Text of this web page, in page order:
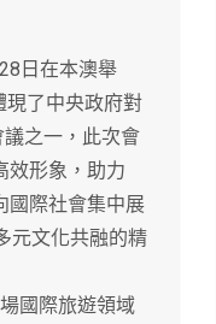
日在本澳舉
現了中央政府對
之一，此次會
效形象，助力
國際社會集中展
元文化共融的精
國際旅遊領域